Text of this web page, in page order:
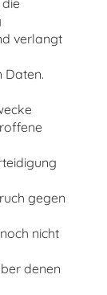
verlangt
Daten.
gegen
nicht
denen